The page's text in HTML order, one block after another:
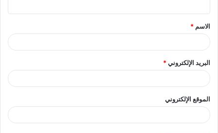
ق
*
الاسم *
البريد الإلكتروني*
الموقع الإلكتروني